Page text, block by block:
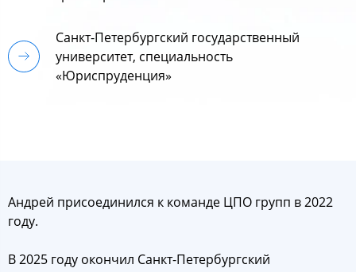
Санкт-Петербургский государственный
университет, специальность
«Юриспруденция»
Андрей присоединился к команде ЦПО групп в 2022
году.
В 2025 году окончил Санкт-Петербургский